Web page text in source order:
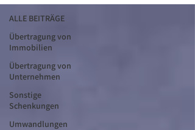
ALLE BEITRÄGE
Übertragung von
Immobilien
Übertragung von
Unternehmen
Sonstige
Schenkungen
Umwandlungen